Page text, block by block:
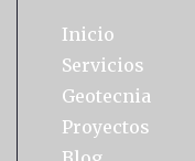
Inicio
Servicios
Geotecnia
Proyectos